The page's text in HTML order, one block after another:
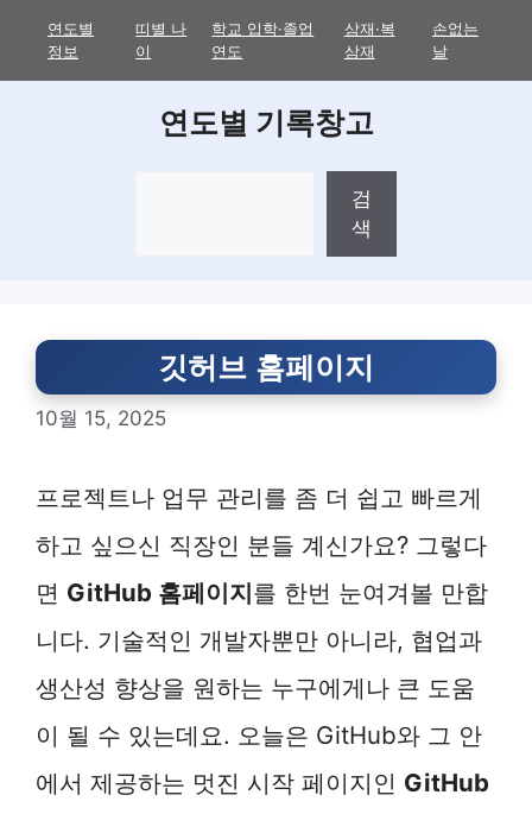
연도별
정보
띠별 나
이
학교 입학·졸업
연도
삼재·복
삼재
손없는
날
연도별 기록창고
검
색
깃허브 홈페이지
10월 15, 2025
프로젝트나 업무 관리를 좀 더 쉽고 빠르게
하고 싶으신 직장인 분들 계신가요? 그렇다
면 GitHub 홈페이지를 한번 눈여겨볼 만합
니다. 기술적인 개발자뿐만 아니라, 협업과
생산성 향상을 원하는 누구에게나 큰 도움
이 될 수 있는데요. 오늘은 GitHub와 그 안
에서 제공하는 멋진 시작 페이지인 GitHub